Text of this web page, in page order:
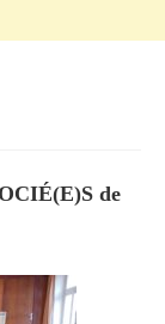
É(E)S de